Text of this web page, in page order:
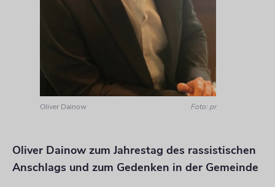
Oliver Dainow Foto: pr
Oliver Dainow zum Jahrestag des rassistischen
Anschlags und zum Gedenken in der Gemeinde